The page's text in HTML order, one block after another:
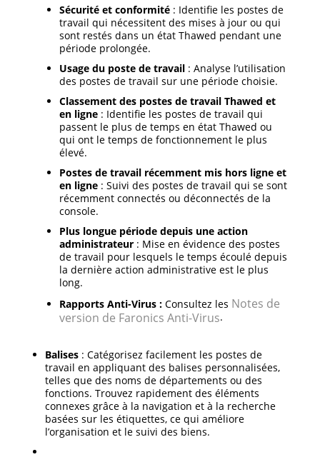
Sécurité et conformité : Identifie les postes de
travail qui nécessitent des mises à jour ou qui
sont restés dans un état Thawed pendant une
période prolongée.
Usage du poste de travail : Analyse l’utilisation
des postes de travail sur une période choisie.
Classement des postes de travail Thawed et
en ligne : Identifie les postes de travail qui
passent le plus de temps en état Thawed ou
qui ont le temps de fonctionnement le plus
élevé.
Postes de travail récemment mis hors ligne et
en ligne : Suivi des postes de travail qui se sont
récemment connectés ou déconnectés de la
console.
Plus longue période depuis une action
administrateur : Mise en évidence des postes
de travail pour lesquels le temps écoulé depuis
la dernière action administrative est le plus
long.
Rapports Anti-Virus : Consultez les Notes de
version de Faronics Anti-Virus.
Balises : Catégorisez facilement les postes de
travail en appliquant des balises personnalisées,
telles que des noms de départements ou des
fonctions. Trouvez rapidement des éléments
connexes grâce à la navigation et à la recherche
basées sur les étiquettes, ce qui améliore
l’organisation et le suivi des biens.